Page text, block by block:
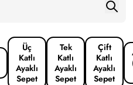
Üç
Katlı
Ayaklı
Sepet
Tek
Katlı
Ayaklı
Sepet
Çift
Katlı
Ayaklı
Sepet